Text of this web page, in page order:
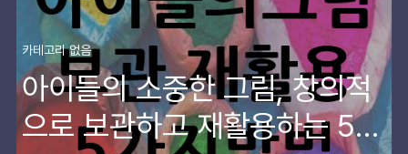
카테고리 없음
아이들의 소중한 그림, 창의적
으로 보관하고 재활용하는 5가